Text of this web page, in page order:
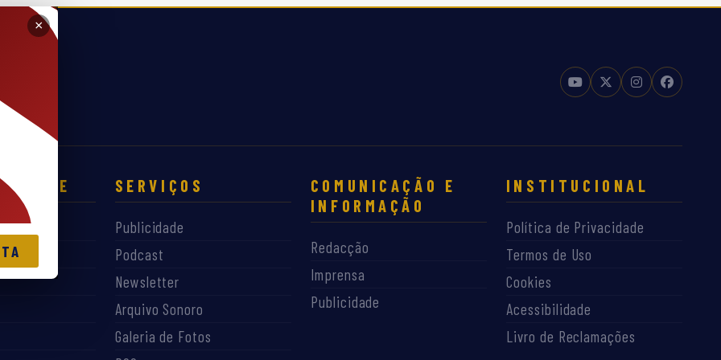
×
SOBRE SERVIÇOS
Publicidade
Podcast
Newsletter
Arquivo Sonoro
Galeria de Fotos
COMUNICAÇÃO E
INFORMAÇÃO
Redacção
Imprensa
Publicidade
INSTITUCIONAL
Política de Privacidade
Termos de Uso
Cookies
Acessibilidade
Livro de Reclamações